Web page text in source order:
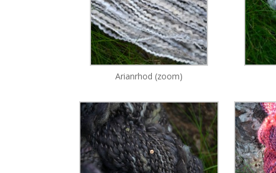
Arianrhod (zoom)